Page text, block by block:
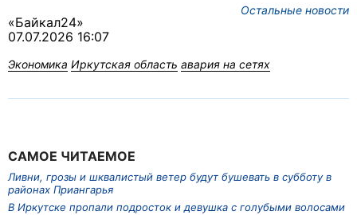
Остальные новости
«Байкал24»
07.07.2026 16:07
Экономика Иркутская область авария на сетях
САМОЕ ЧИТАЕМОЕ
Ливни, грозы и шквалистый ветер будут бушевать в субботу в
районах Приангарья
В Иркутске пропали подросток и девушка с голубыми волосами